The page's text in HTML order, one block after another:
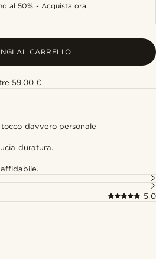
al 50% - Acquista ora
AL CARRELLO
59,00 €
davvero personale
duratura.
5.0